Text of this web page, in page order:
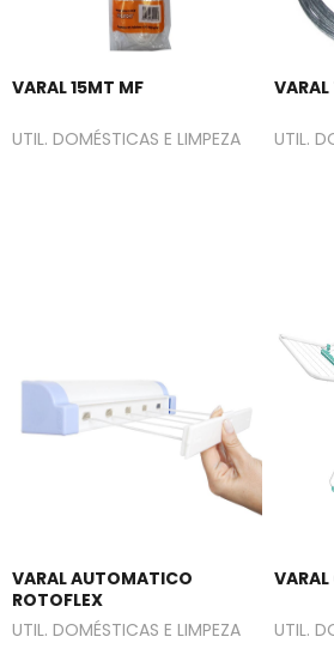
VARAL 15MT MF
UTIL. DOMÉSTICAS E LIMPEZA UTIL.
VARAL AUTOMATICO
ROTOFLEX
UTIL. DOMÉSTICAS E LIMPEZA
UTIL.